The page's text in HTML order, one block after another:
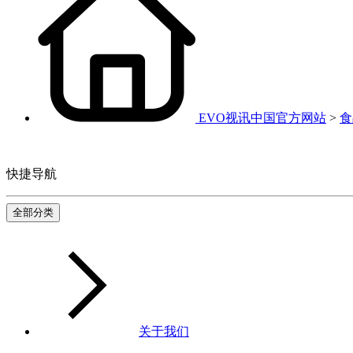
EVO视讯中国官方网站 >
快捷导航
全部分类
关于我们